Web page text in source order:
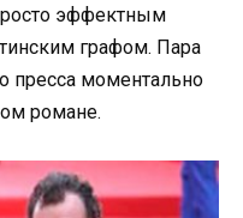
эффектным
графом. Пара
пресса моментально
романе.